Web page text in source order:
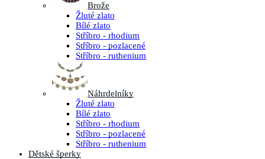
Brože
Žluté zlato
Bílé zlato
Stříbro - rhodium
Stříbro - pozlacené
Stříbro - ruthenium
Náhrdelníky
Žluté zlato
Bílé zlato
Stříbro - rhodium
Stříbro - pozlacené
Stříbro - ruthenium
Dětské šperky